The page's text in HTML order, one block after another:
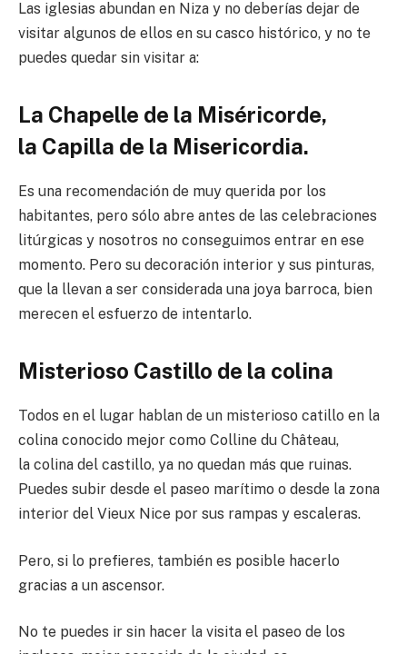
Las iglesias abundan en Niza y no deberías dejar de
visitar algunos de ellos en su casco histórico, y no te
puedes quedar sin visitar a:
La Chapelle de la Miséricorde,
la Capilla de la Misericordia.
Es una recomendación de muy querida por los
habitantes, pero sólo abre antes de las celebraciones
litúrgicas y nosotros no conseguimos entrar en ese
momento. Pero su decoración interior y sus pinturas,
que la llevan a ser considerada una joya barroca, bien
merecen el esfuerzo de intentarlo.
Misterioso Castillo de la colina
Todos en el lugar hablan de un misterioso catillo en la
colina conocido mejor como Colline du Château,
la colina del castillo, ya no quedan más que ruinas.
Puedes subir desde el paseo marítimo o desde la zona
interior del Vieux Nice por sus rampas y escaleras.
Pero, si lo prefieres, también es posible hacerlo
gracias a un ascensor.
No te puedes ir sin hacer la visita el paseo de los